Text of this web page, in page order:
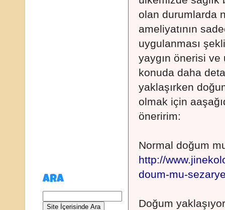
olan durumlarda
ameliyatının
uygulanması
yaygın önerisi
konuda daha
yaklaşırken
olmak için
öneririm:
Normal doğum
http://
doum-mu-
Doğum
ARA